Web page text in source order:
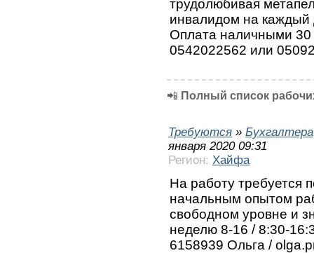
трудолюбивая
инвалидом на каждый
Оплата наличными 30
0542022562 или
📲 Полный список
Требуются »
января 2020 09:31
Регион: Хайфа
На работу требуется
начальным опытом
свободном уровне и
неделю 8-16 / 8:30-
6158939 Ольга /